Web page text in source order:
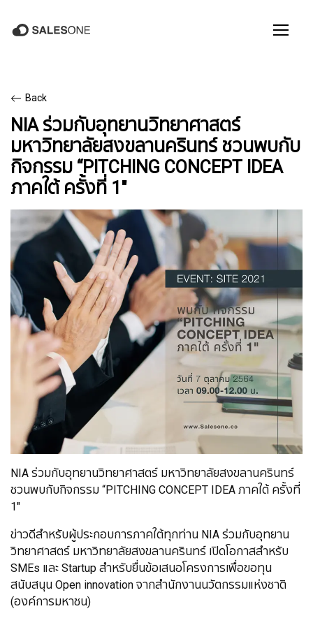
Back
NIA ร่วมกับอุทยานวิทยาศาสตร์
มหาวิทยาลัยสงขลานครินทร์ ชวนพบกับ
กิจกรรม “PITCHING CONCEPT IDEA
ภาคใต้ ครั้งที่ 1"
NIA ร่วมกับอุทยานวิทยาศาสตร์ มหาวิทยาลัยสงขลานครินทร์
ชวนพบกับกิจกรรม “PITCHING CONCEPT IDEA ภาคใต้ ครั้งที่
1"
ข่าวดีสำหรับผู้ประกอบการภาคใต้ทุกท่าน NIA ร่วมกับอุทยาน
วิทยาศาสตร์ มหาวิทยาลัยสงขลานครินทร์ เปิดโอกาสสำหรับ
SMEs และ Startup สำหรับยื่นข้อเสนอโครงการเพื่อขอทุน
สนับสนุน Open innovation จากสำนักงานนวัตกรรมแห่งชาติ
(องค์การมหาชน)